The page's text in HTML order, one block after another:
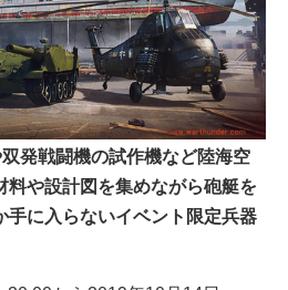
発戦闘機の試作機など陸海空
料や設計図を集めながら砲艇を
手に入らないイベント限定兵器